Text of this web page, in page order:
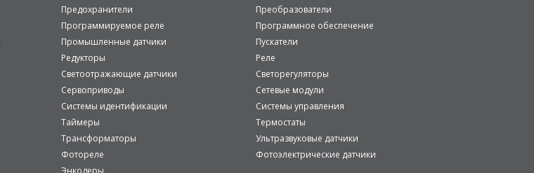
Предохранители
Преобразователи
Программируемое реле
Программное обеспечение
Промышленные датчики
Пускатели
Редукторы
Реле
Светоотражающие датчики
Светорегуляторы
Сервоприводы
Сетевые модули
Системы идентификации
Системы управления
Таймеры
Термостаты
Трансформаторы
Ультразвуковые датчики
Фотореле
Фотоэлектрические датчики
Энкодеры